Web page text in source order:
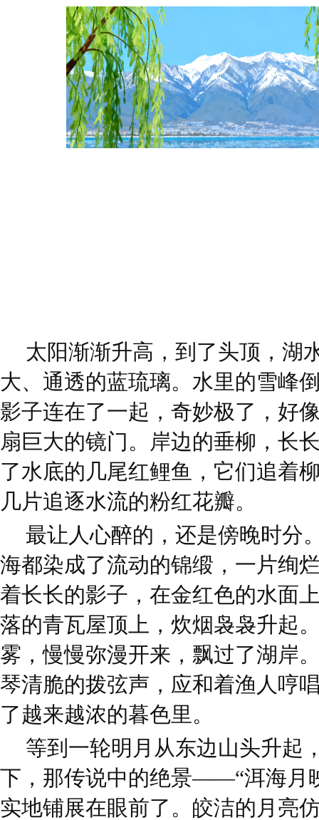
太阳渐渐升高，到了头顶，湖
大、通透的蓝琉璃。水里的雪峰
影子连在了一起，奇妙极了，好
扇巨大的镜门。岸边的垂柳，长
了水底的几尾红鲤鱼，它们追着
几片追逐水流的粉红花瓣。
最让人心醉的，还是傍晚时分
海都染成了流动的锦缎，一片绚
着长长的影子，在金红色的水面
落的青瓦屋顶上，炊烟袅袅升起
雾，慢慢弥漫开来，飘过了湖岸
琴清脆的拨弦声，应和着渔人哼
了越来越浓的暮色里。
等到一轮明月从东边山头升起
下，那传说中的绝景——“洱海
实地铺展在眼前了。皎洁的月亮